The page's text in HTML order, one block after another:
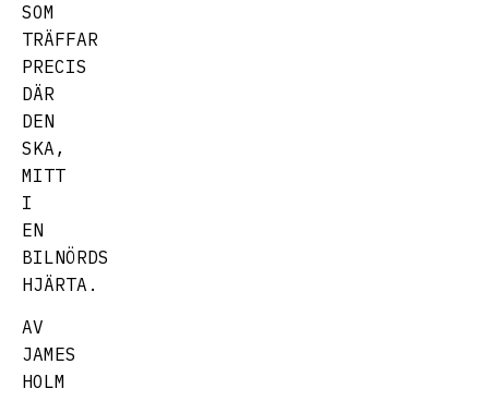
SOM
TRÄFFAR
PRECIS
DÄR
DEN
SKA,
MITT
I
EN
BILNÖRDS
HJÄRTA.
AV
JAMES
HOLM